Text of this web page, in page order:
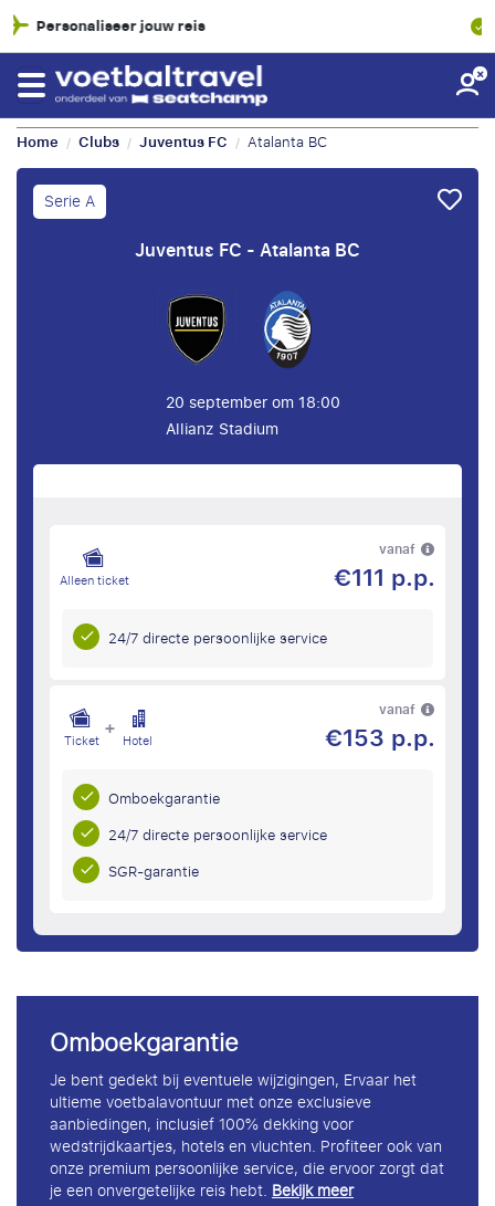
SGR-garantie
Home / Clubs / Juventus FC / Atalanta BC
Serie A
Juventus FC - Atalanta BC
20 september om 18:00
Allianz Stadium
Alleen ticket
vanaf
€111 p.p.
24/7 directe persoonlijke service
Ticket + Hotel
vanaf
€153 p.p.
Omboekgarantie
24/7 directe persoonlijke service
SGR-garantie
Omboekgarantie
Je bent gedekt bij eventuele wijzigingen, Ervaar het
ultieme voetbalavontuur met onze exclusieve
aanbiedingen, inclusief 100% dekking voor
wedstrijdkaartjes, hotels en vluchten. Profiteer ook van
onze premium persoonlijke service, die ervoor zorgt dat
je een onvergetelijke reis hebt.Bekijk meer